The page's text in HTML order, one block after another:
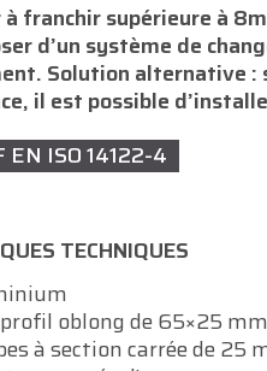
franchir supérieure à
d’un système de
Solution alternative :
il est possible
EN ISO 14122-4
TECHNIQUES
oblong de 65×25
à section carrée de 25